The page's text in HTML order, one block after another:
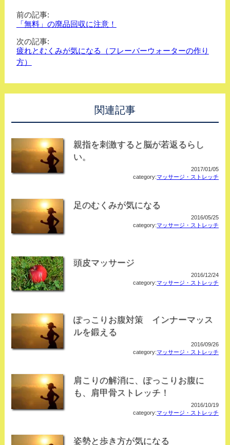
前の記事:
「無料」の廃品回収に注意！
次の記事:
疲れとむくみが気になる（フレーバーウォーターの作り
方）
関連記事
親指を刺激すると脳が若返るらし
い。
2017/01/05
category:マッサージ・ストレッチ
足のむくみが気になる
2016/05/25
category:マッサージ・ストレッチ
頭皮マッサージ
2016/12/24
category:マッサージ・ストレッチ
ぽっこりお腹対策 インナーマッス
ルを鍛える
2016/09/26
category:マッサージ・ストレッチ
肩こりの解消に、ぽっこりお腹に
も、肩甲骨ストレッチ！
2016/10/19
category:マッサージ・ストレッチ
姿勢と歩き方が気になる